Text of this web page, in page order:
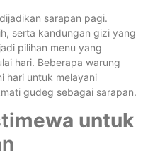
sarapan pagi.
serta kandungan gizi yang
pilihan menu yang
hari. Beberapa warung
hari untuk melayani
gudeg sebagai sarapan.
untuk